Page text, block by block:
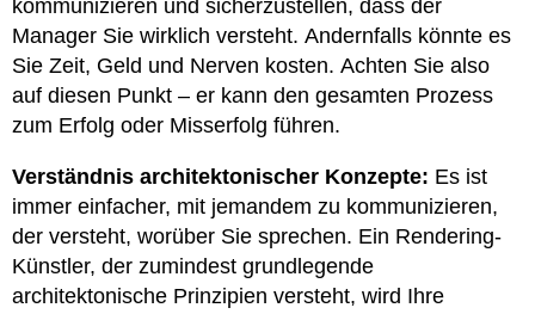
kommunizieren und sicherzustellen, dass der
Manager Sie wirklich versteht. Andernfalls könnte es
Sie Zeit, Geld und Nerven kosten. Achten Sie also
auf diesen Punkt – er kann den gesamten Prozess
zum Erfolg oder Misserfolg führen.
Verständnis architektonischer Konzepte: Es ist
immer einfacher, mit jemandem zu kommunizieren,
der versteht, worüber Sie sprechen. Ein Rendering-
Künstler, der zumindest grundlegende
architektonische Prinzipien versteht, wird Ihre